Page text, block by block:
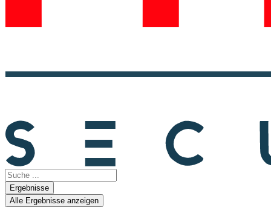
Search
...Ergebnisse
Alle Ergebnisse anzeigen